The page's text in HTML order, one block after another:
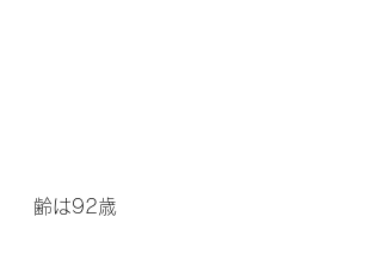
齢は92歳